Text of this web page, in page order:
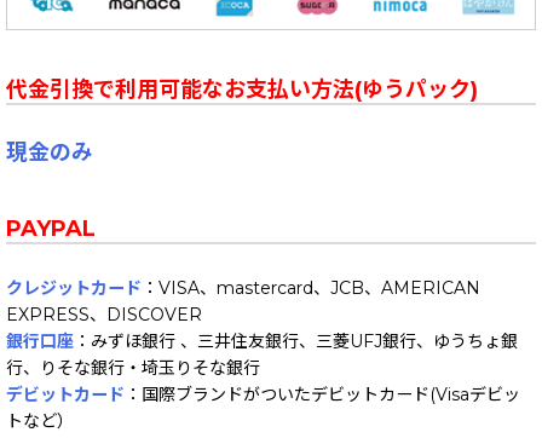
代金引換で利用可能なお支払い方法(ゆうパック)
現金のみ
PAYPAL
クレジットカード ：VISA、mastercard、JCB、AMERICAN
EXPRESS、DISCOVER
銀行口座 ：みずほ銀行 、三井住友銀行、三菱UFJ銀行、ゆうちょ銀
行、りそな銀行・埼玉りそな銀行
デビットカード ：国際ブランドがついたデビットカード(Visaデビッ
トなど）